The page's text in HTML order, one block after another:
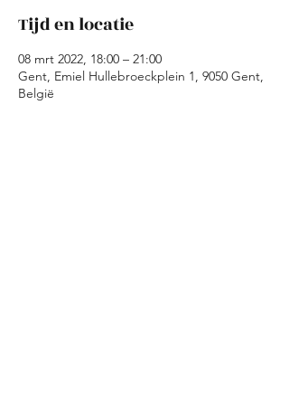
Tijd en locatie
08 mrt 2022, 18:00 – 21:00
Gent, Emiel Hullebroeckplein 1, 9050 Gent,
België